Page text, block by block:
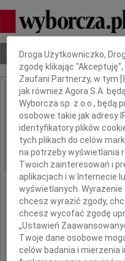
Nekrologi Odeszli
IMIĘ I NAZWISKO:
REGION: Katowice
DATA EMISJI: 09.06.2020
Dbamy o Twoją prywatność
Droga Użytkowniczko,
zgodę klikając
Zaufani Partnerzy, w tym [
jak również Agora S.A.
Wyborcza sp. z o.o., będą
osobowe takie jak adresy
identyfikatory plików
tych plikach do celów
na potrzeby wyświetlania
Twoich zainteresowań i
aplikacjach i w Internecie
wyświetlanych.
chcesz wyrazić zgody,
chcesz wycofać zgodę
„Ustawień
Twoje dane osobowe
celów badania i